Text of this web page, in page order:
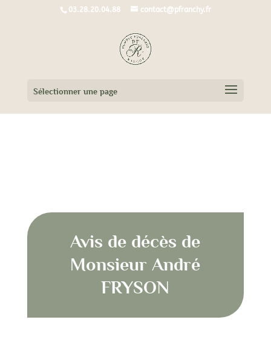
03.28.20.04.88 contact@pfranchy.fr
Sélectionner une page
Avis de décès de
Monsieur André
FRYSON